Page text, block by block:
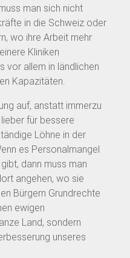
man sich nicht
in die Schweiz oder
wo ihre Arbeit mehr
Kliniken
vor allem in ländlichen
Kapazitäten.
auf, anstatt immerzu
für bessere
Löhne in der
es Personalmangel
dann muss man
angehen, wo sie
Bürgern Grundrechte
ewigen
Land, sondern
unseres